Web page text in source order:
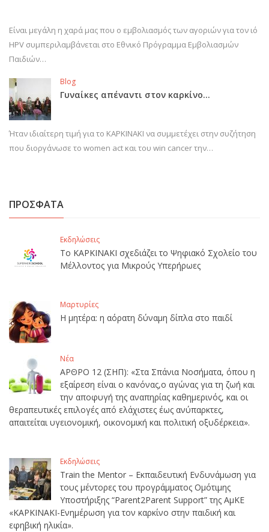
Είναι μεγάλη η χαρά μας που ο εμβολιασμός των αγοριών για τον ιό
HPV συμπεριλαμβάνεται στο Εθνικό Πρόγραμμα Εμβολιασμών
Παιδιών…
Blog
Γυναίκες απέναντι στον καρκίνο…
Ήταν ιδιαίτερη τιμή για το ΚΑΡΚΙΝΑΚΙ να συμμετέχει στην συζήτηση
που διοργάνωσε το women act και του win cancer την…
ΠΡΟΣΦΑΤΑ
Εκδηλώσεις
Το ΚΑΡΚΙΝΑΚΙ σχεδιάζει το Ψηφιακό Σχολείο του
Μέλλοντος για Μικρούς Υπερήρωες
Μαρτυρίες
Η μητέρα: η αόρατη δύναμη δίπλα στο παιδί
Νέα
ΑΡΘΡΟ 12 (ΣΗΠ): «Στα Σπάνια Νοσήματα, όπου η
εξαίρεση είναι ο κανόνας,ο αγώνας για τη ζωή και
την αποφυγή της αναπηρίας καθημερινός, και οι
θεραπευτικές επιλογές από ελάχιστες έως ανύπαρκτες,
απαιτείται υγειονομική, οικονομική και πολιτική οξυδέρκεια».
Εκδηλώσεις
Train the Mentor – Εκπαιδευτική Ενδυνάμωση για
τους μέντορες του προγράμματος Ομότιμης
Υποστήριξης “Parent2Parent Support” της ΑμΚΕ
«ΚΑΡΚΙΝΑΚΙ-Ενημέρωση για τον καρκίνο στην παιδική και
εφηβική ηλικία».